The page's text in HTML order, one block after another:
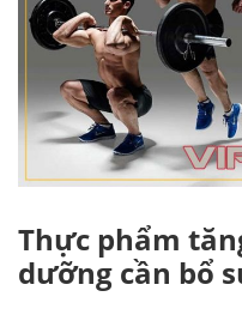
Thực phẩm
dưỡng cần bổ